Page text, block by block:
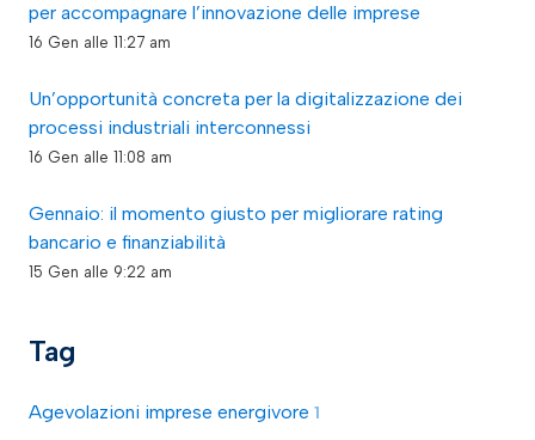
per accompagnare l’innovazione delle imprese
16 Gen alle 11:27 am
Un’opportunità concreta per la digitalizzazione dei
processi industriali interconnessi
16 Gen alle 11:08 am
Gennaio: il momento giusto per migliorare rating
bancario e finanziabilità
15 Gen alle 9:22 am
Tag
Agevolazioni imprese energivore 1